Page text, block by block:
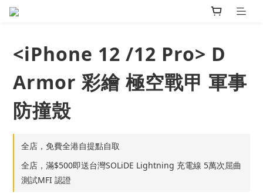
<iPhone 12 /12 Pro> D
Armor 彩繪 極空戰甲 軍事
防撞殼
全店，免費全港自提點自取
全店，滿$500即送台灣SOLiDE Lightning 充電線 5萬次屈曲
測試MFI 認證